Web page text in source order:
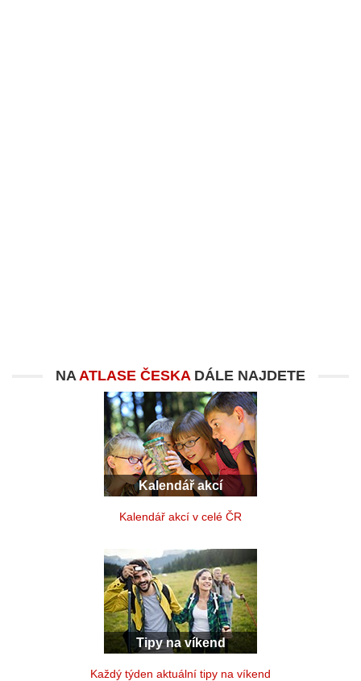
NAATLASE ČESKADÁLE NAJDETE
Kalendář akcí
Kalendář akcí v celé ČR
Tipy na víkend
Každý týden aktuální tipy na víkend